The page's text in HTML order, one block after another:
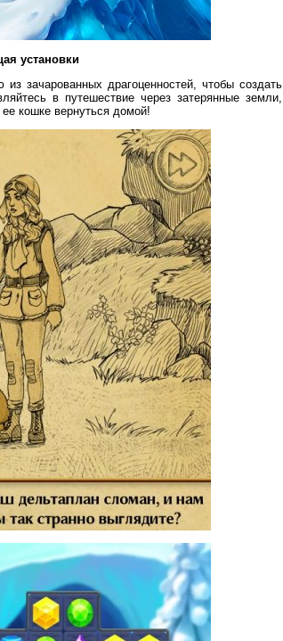
установки
зачарованных драгоценностей, чтобы создать
в путешествие через затерянные земли,
кошке вернуться домой!